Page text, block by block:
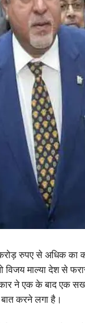
रुपए से अधिक का
माल्या देश से
ने एक के बाद एक
करने लगा है।